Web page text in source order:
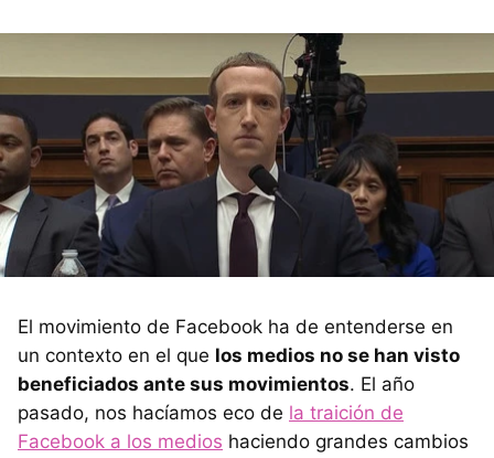
El movimiento de Facebook ha de entenderse en
un contexto en el que los medios no se han visto
beneficiados ante sus movimientos. El año
pasado, nos hacíamos eco de la traición de
Facebook a los medios haciendo grandes cambios